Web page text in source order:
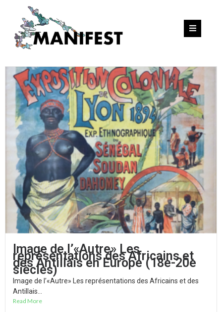
Image de l’«Autre» Les
représentations des Africains et
des Antillais en Europe (18e-20e
siècles)
Image de l’«Autre» Les représentations des Africains et des
Antillais...
Read More